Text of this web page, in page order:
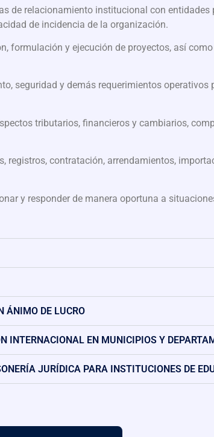
de relacionamiento institucional con entidades
de incidencia de la organización.
formulación y ejecución de proyectos, así
seguridad y demás requerimientos operativos
tributarios, financieros y cambiarios,
registros, contratación, arrendamientos,
y responder de manera oportuna a
ÁNIMO DE LUCRO
INTERNACIONAL EN MUNICIPIOS Y
JURÍDICA PARA INSTITUCIONES DE